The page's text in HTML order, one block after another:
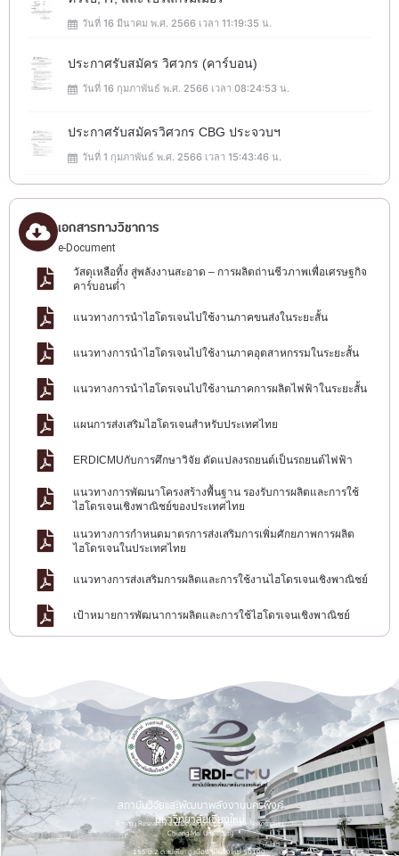
วันที่ 16 มีนาคม พ.ศ. 2566 เวลา 11:19:35 น.
ประกาศรับสมัคร วิศวกร (คาร์บอน)
วันที่ 16 กุมภาพันธ์ พ.ศ. 2566 เวลา 08:24:53 น.
ประกาศรับสมัครวิศวกร CBG ประจวบฯ
วันที่ 1 กุมภาพันธ์ พ.ศ. 2566 เวลา 15:43:46 น.
เอกสารทางวิชาการ
e-Document
วัสดุเหลือทิ้ง สู่พลังงานสะอาด – การผลิตถ่านชีวภาพเพื่อเศรษฐกิจ
คาร์บอนต่ำ
แนวทางการนำไฮโดรเจนไปใช้งานภาคขนส่งในระยะสั้น
แนวทางการนำไฮโดรเจนไปใช้งานภาคอุตสาหกรรมในระยะสั้น
แนวทางการนำไฮโดรเจนไปใช้งานภาคการผลิตไฟฟ้าในระยะสั้น
แผนการส่งเสริมไฮโดรเจนสำหรับประเทศไทย
ERDICMUกับการศึกษาวิจัย ดัดแปลงรถยนต์เป็นรถยนต์ไฟฟ้า
แนวทางการพัฒนาโครงสร้างพื้นฐาน รองรับการผลิตและการใช้
ไฮโดรเจนเชิงพาณิชย์ของประเทศไทย
แนวทางการกำหนดมาตรการส่งเสริมการเพิ่มศักยภาพการผลิต
ไฮโดรเจนในประเทศไทย
แนวทางการส่งเสริมการผลิตและการใช้งานไฮโดรเจนเชิงพาณิชย์
เป้าหมายการพัฒนาการผลิตและการใช้ไฮโดรเจนเชิงพาณิชย์
สถาบันวิจัยและพัฒนาพลังงานนครพิงค์
มหาวิทยาลัยเชียงใหม่
Energy Research and Development Institute-Nakornping,
Chiang Mai University
155 ม.2 ต.แม่เหียะ อ.เมือง จ.เชียงใหม่ 50100.